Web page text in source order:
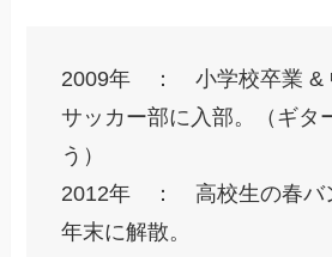
2009年 ： 小学校卒業 &
サッカー部に入部。（ギタ
う）
2012年 ： 高校生の春バ
年末に解散。